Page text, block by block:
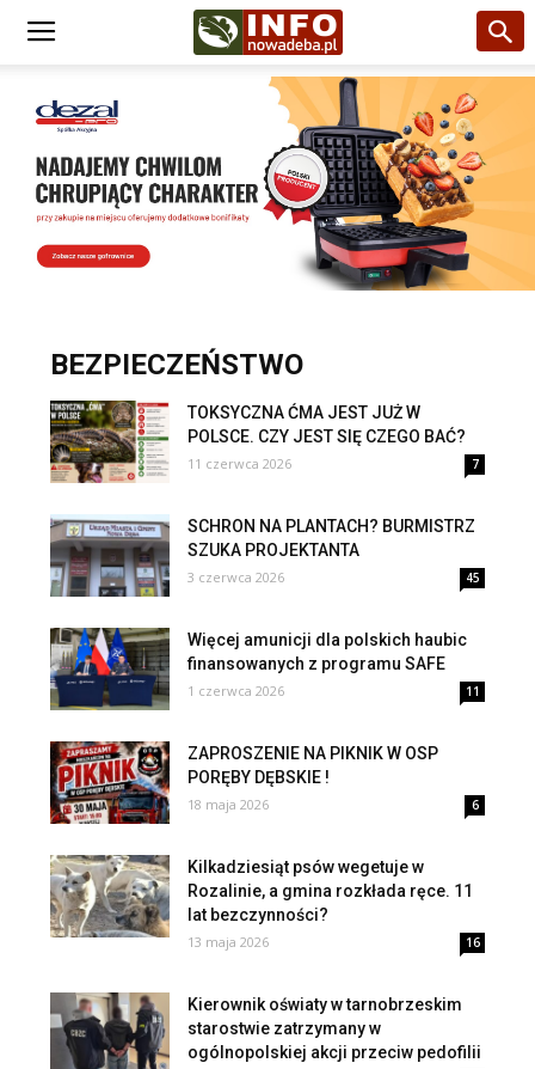
BEZPIECZEŃSTWO
TOKSYCZNA ĆMA JEST JUŻ W
POLSCE. CZY JEST SIĘ CZEGO BAĆ?
11 czerwca 2026 7
SCHRON NA PLANTACH? BURMISTRZ
SZUKA PROJEKTANTA
3 czerwca 2026 45
Więcej amunicji dla polskich haubic
finansowanych z programu SAFE
1 czerwca 2026 11
ZAPROSZENIE NA PIKNIK W OSP
PORĘBY DĘBSKIE !
18 maja 2026 6
Kilkadziesiąt psów wegetuje w
Rozalinie, a gmina rozkłada ręce. 11
lat bezczynności?
13 maja 2026 16
Kierownik oświaty w tarnobrzeskim
starostwie zatrzymany w
ogólnopolskiej akcji przeciw pedofilii